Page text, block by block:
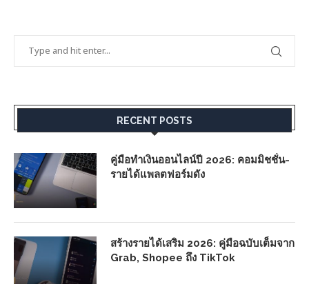
RECENT POSTS
คู่มือทำเงินออนไลน์ปี 2026: คอมมิชชั่น-
รายได้แพลตฟอร์มดัง
สร้างรายได้เสริม 2026: คู่มือฉบับเต็มจาก
Grab, Shopee ถึง TikTok